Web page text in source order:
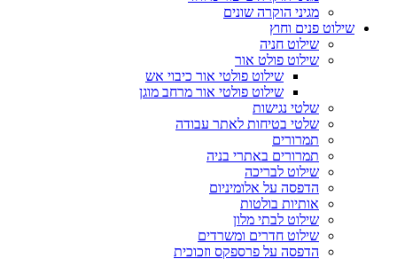
מגיני הוקרה שונים
שילוט פנים וחוץ
שילוט חניה
שילוט פולט אור
שילוט פולטי אור כיבוי אש
שילוט פולטי אור מרחב מוגן
שלטי נגישות
שלטי בטיחות לאתר עבודה
תמרורים
תמרורים באתרי בניה
שילוט לבריכה
הדפסה על אלומיניום
אותיות בולטות
שילוט לבתי מלון
שילוט חדרים ומשרדים
הדפסה על פרספקס וזכוכית